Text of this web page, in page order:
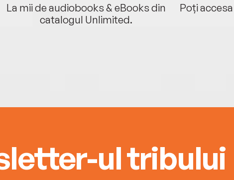
La mii de audiobooks & eBooks din
catalogul Unlimited.
Poți
ul tribului